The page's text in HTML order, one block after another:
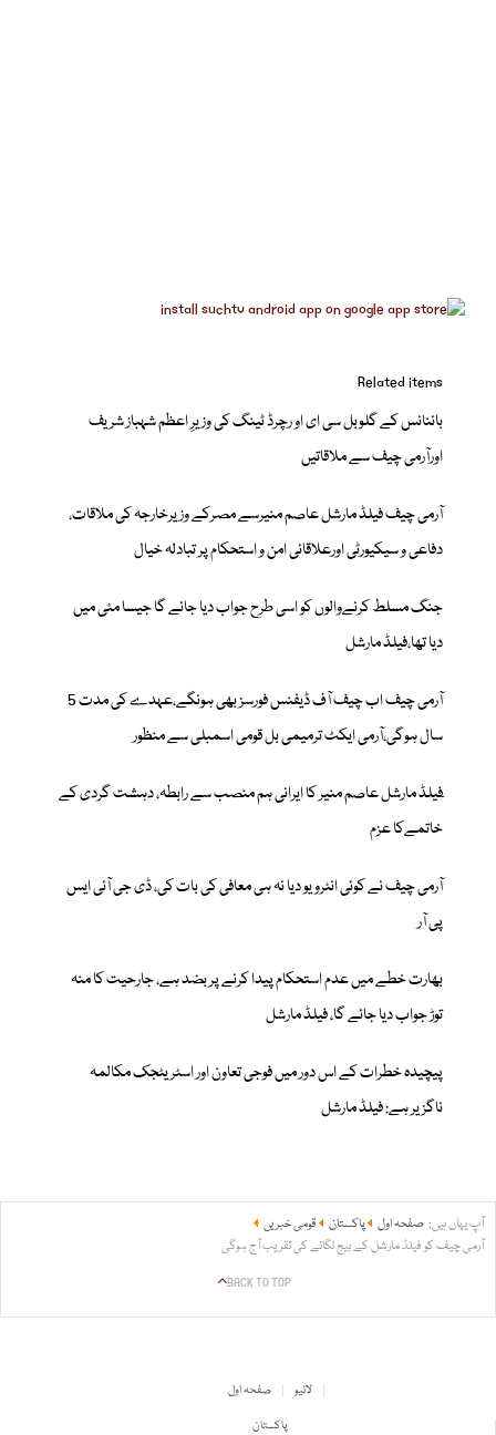
Related items
بائنانس کے گلوبل سی ای او رچرڈ ٹینگ کی وزیرِ اعظم شہباز شریف
اورآرمی چیف سے ملاقاتیں
آرمی چیف فیلڈ مارشل عاصم منیرسے مصرکے وزیرخارجہ کی ملاقات،
دفاعی و سیکیورٹی اورعلاقائی امن و استحکام پر تبادلہ خیال
جنگ مسلط کرنےوالوں کو اسی طرح جواب دیا جائے گا جیسا مئی میں
دیا تھا،فیلڈ مارشل
آرمی چیف اب چیف آف ڈیفنس فورسز بھی ہونگے،عہدے کی مدت 5
سال ہوگی،آرمی ایکٹ ترمیمی بل قومی اسمبلی سے منظور
ٓفیلڈ مارشل عاصم منیر کا ایرانی ہم منصب سے رابطہ، دہشت گردی کے
خاتمےکا عزم
آرمی چیف نے کوئی انٹرویو دیا نہ ہی معافی کی بات کی، ڈی جی آئی ایس
پی آر
بھارت خطے میں عدم استحکام پیدا کرنے پر بضد ہے، جارحیت کا منہ
توڑ جواب دیا جائے گا، فیلڈ مارشل
پیچیدہ خطرات کے اس دور میں فوجی تعاون اور اسٹریٹجک مکالمہ
ناگزیر ہے: فیلڈ مارشل
آپ یہاں ہیں: صفحہ اول پاکستان
قومی خبریں
آرمی چیف کو فیلڈ مارشل کے بیج لگانے کی تقریب آج ہوگی
BACK TO TOP
صفحہ اول
لائیو
پاکستان